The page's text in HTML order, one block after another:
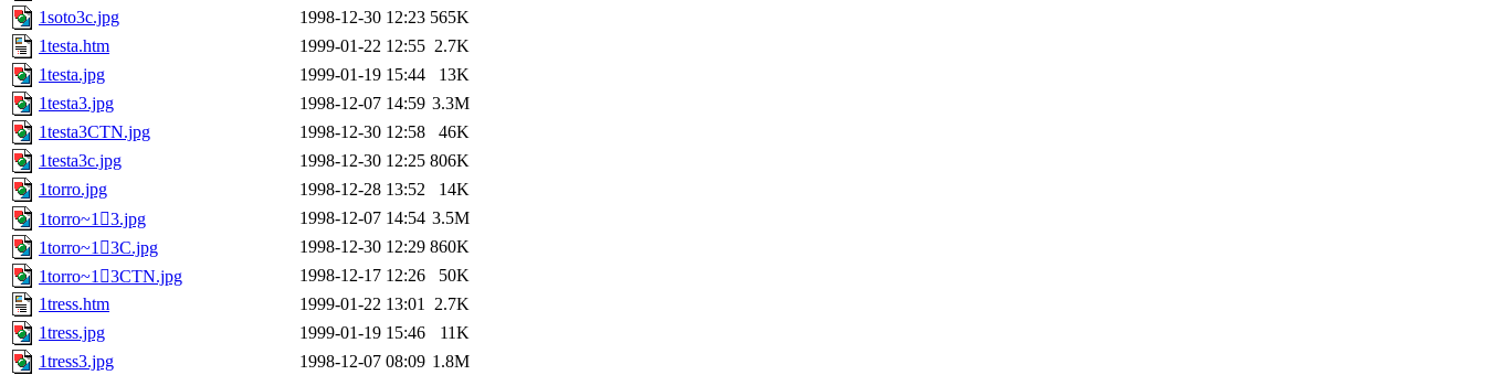
1soto3c.jpg
1998-12-30 12:23 565K
1testa.htm
1999-01-22 12:55 2.7K
1testa.jpg
1999-01-19 15:44
13K
1testa3.jpg
1998-12-07 14:59 3.3M
1testa3CTN.jpg
1998-12-30 12:58
46K
1testa3c.jpg
1998-12-30 12:25 806K
1torro.jpg
1998-12-28 13:52
14K
1torro~13.jpg
1998-12-07 14:54 3.5M
1torro~13C.jpg
1998-12-30 12:29 860K
1torro~13CTN.jpg
1998-12-17 12:26
50K
1tress.htm
1999-01-22 13:01 2.7K
1tress.jpg
1999-01-19 15:46
11K
1tress3.jpg
1998-12-07 08:09 1.8M